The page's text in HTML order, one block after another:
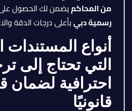
من المحاكميضمن لك الحصول
رسمية دبيبأعلى درجات الدقة
أنواع المستندات
التي تحتاج إلى
احترافية لضمان
قانونيًا